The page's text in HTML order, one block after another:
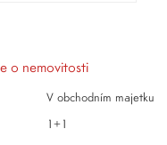
o nemovitosti
V obchodním majetku
1+1